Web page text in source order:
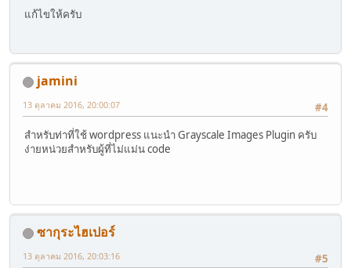
แก้ไขให้ครับ
jamini
#4
13 ตุลาคม 2016, 20:00:07
สำหรับท่าที่ใช้ wordpress แนะนำ Grayscale Images Plugin ครับ
ง่ายหน่วยสำหรับผู้ที่ไม่แม่น code
ซากุระไฮเปอร์
#5
13 ตุลาคม 2016, 20:03:16